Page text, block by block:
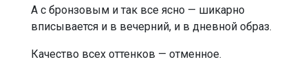
А с бронзовым и так все ясно — шикарно
вписывается и в вечерний, и в дневной образ.
Качество всех оттенков — отменное.